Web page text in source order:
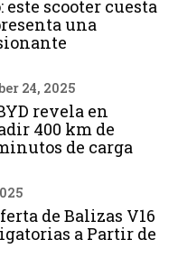
scooter cuesta
una
24, 2025
revela en
400 km de
de carga
de Balizas V16
a Partir de